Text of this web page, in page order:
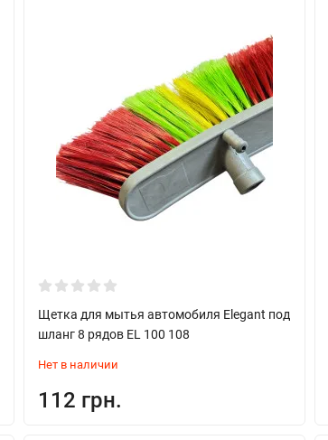
Щетка для мытья автомобиля Elegant под
шланг 8 рядов EL 100 108
Нет в наличии
112 грн.